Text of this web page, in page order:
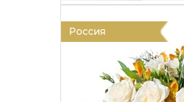
Россия